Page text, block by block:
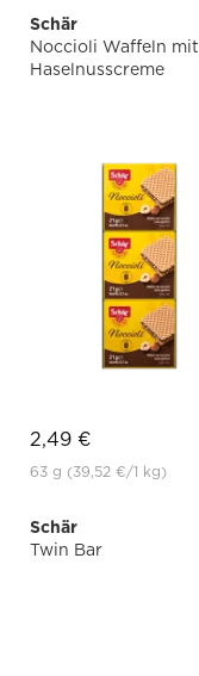
Schär
Noccioli Waffeln mit
Haselnusscreme
2,49 €
63 g (39,52 €/1 kg)
Schär
Twin Bar